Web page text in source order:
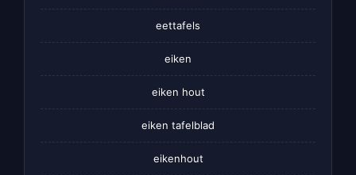
eettafels
eiken
eiken hout
eiken tafelblad
eikenhout